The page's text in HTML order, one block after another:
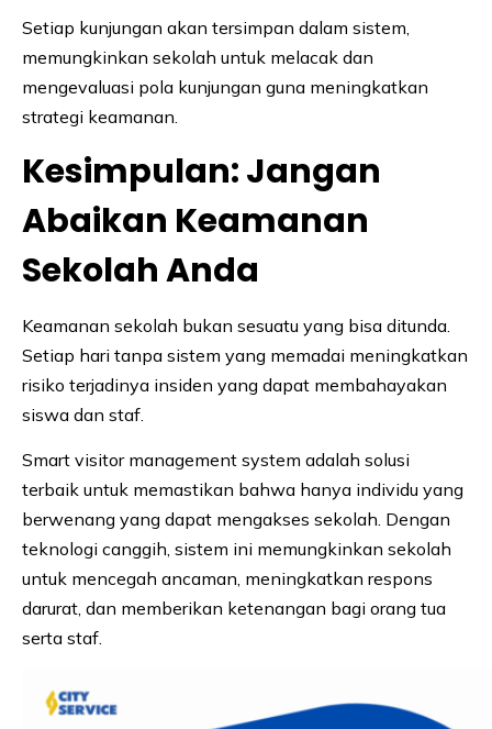
Setiap kunjungan akan tersimpan dalam sistem,
memungkinkan sekolah untuk melacak dan
mengevaluasi pola kunjungan guna meningkatkan
strategi keamanan.
Kesimpulan: Jangan
Abaikan Keamanan
Sekolah Anda
Keamanan sekolah bukan sesuatu yang bisa ditunda.
Setiap hari tanpa sistem yang memadai meningkatkan
risiko terjadinya insiden yang dapat membahayakan
siswa dan staf.
Smart visitor management system adalah solusi
terbaik untuk memastikan bahwa hanya individu yang
berwenang yang dapat mengakses sekolah. Dengan
teknologi canggih, sistem ini memungkinkan sekolah
untuk mencegah ancaman, meningkatkan respons
darurat, dan memberikan ketenangan bagi orang tua
serta staf.